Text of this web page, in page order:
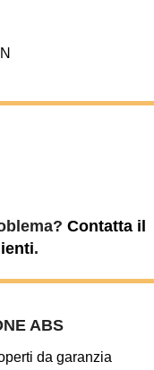
Contatta il
.
ABS
da garanzia